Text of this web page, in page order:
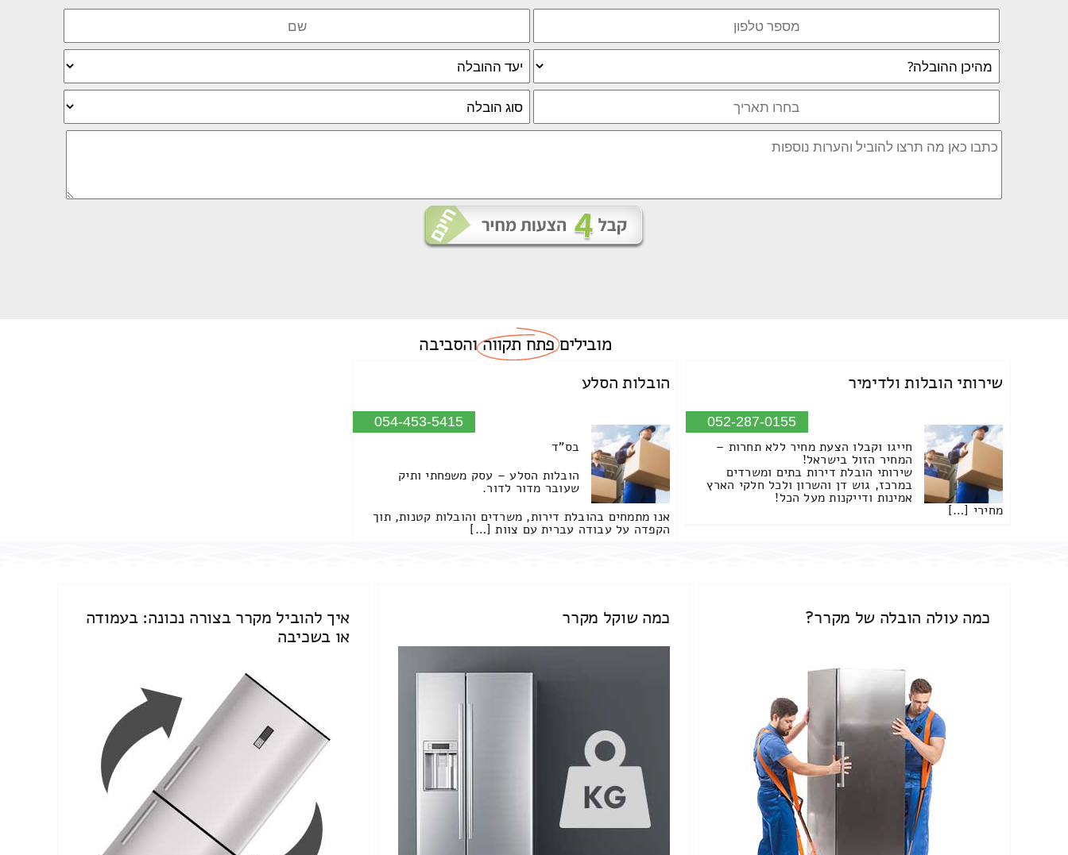
מוביליםפתח תקווהוהסביבה
שירותי הובלות ולדימיר
052-287-0155
חייגו וקבלו הצעת מחיר ללא תחרות –
המחיר הזול בישראל!
שירותי הובלת דירות בתים ומשרדים
במרכז, גוש דן והשרון ולכל חלקי הארץ
אמינות ודייקנות מעל הכל!
מחירי […]
הובלות הסלע
054-453-5415
בס"ד
הובלות הסלע – עסק משפחתי ותיק
שעובר מדור לדור.
אנו מתמחים בהובלת דירות, משרדים והובלות קטנות, תוך
הקפדה על עבודה עברית עם צוות […]
כמה עולה הובלה של מקרר? כמה שוקל מקרר
איך להוביל מקרר בצורה נכונה: בעמודה
או בשכיבה